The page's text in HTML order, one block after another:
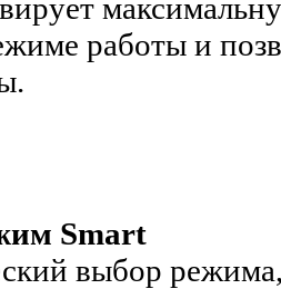
работы и
Smart
выбор